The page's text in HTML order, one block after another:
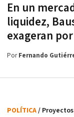
En un
liquidez,
exageran
PorFernando
POLÍTICA/